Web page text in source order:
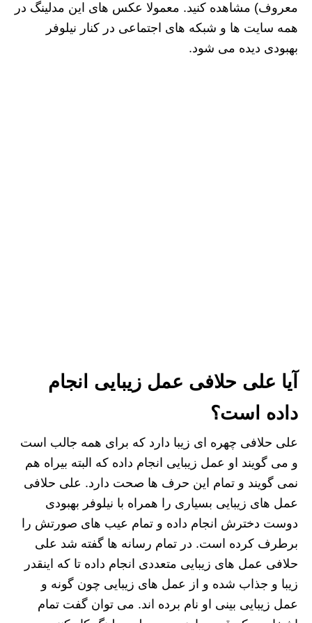
معروف) مشاهده کنید. معمولا عکس های این مدلینگ در
همه سایت ها و شبکه های اجتماعی در کنار نیلوفر
بهبودی دیده می شود.
آیا علی حلافی عمل زیبایی انجام
داده است؟
علی حلافی چهره ای زیبا دارد که برای همه جالب است
و می گویند او عمل زیبایی انجام داده که البته بیراه هم
نمی گویند و تمام این حرف ها صحت دارد. علی حلافی
عمل های زیبایی بسیاری را همراه با نیلوفر بهبودی
دوست دخترش انجام داده و تمام عیب های صورتش را
برطرف کرده است. در تمام رسانه ها گفته شد علی
حلافی عمل های زیبایی متعددی انجام داده تا که اینقدر
زیبا و جذاب شده و از عمل های زیبایی چون گونه و
عمل زیبایی بینی او نام برده اند. می توان گفت تمام